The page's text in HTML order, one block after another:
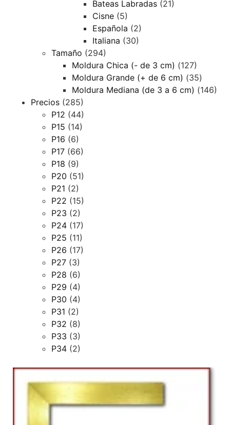
Bateas Labradas (21)
Cisne (5)
Española (2)
Italiana (30)
Tamaño (294)
Moldura Chica (- de 3 cm) (127)
Moldura Grande (+ de 6 cm) (35)
Moldura Mediana (de 3 a 6 cm) (146)
Precios (285)
P12 (44)
P15 (14)
P16 (6)
P17 (66)
P18 (9)
P20 (51)
P21 (2)
P22 (15)
P23 (2)
P24 (17)
P25 (11)
P26 (17)
P27 (3)
P28 (6)
P29 (4)
P30 (4)
P31 (2)
P32 (8)
P33 (3)
P34 (2)